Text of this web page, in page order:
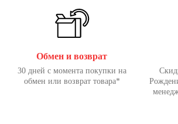
Обмен и возврат
30 дней с момента покупки на
обмен или возврат товара*